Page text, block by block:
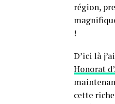
région,
!
D’ici là
Honorat
cette